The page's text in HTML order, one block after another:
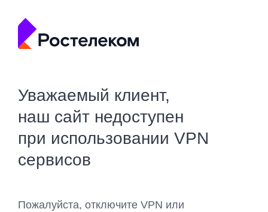
Уважаемый клиент,
наш сайт недоступен
при использовании VPN
сервисов
Пожалуйста, отключите VPN или